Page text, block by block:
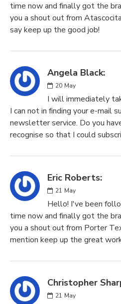
time now and finally got the
you a shout out from
say keep up the good job!
Angela Black:
20 May
I will immediately
I can not in finding your e-mail
newsletter service. Do you
recognise so that I could
Eric Roberts:
21 May
Hello! I've been
time now and finally got the
you a shout out from Porter
mention keep up the great
Christopher
21 May